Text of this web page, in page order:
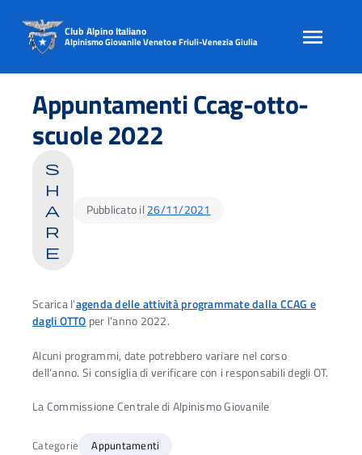
content
Club Alpino Italiano
Alpinismo Giovanile Veneto e Friuli-Venezia Giulia
Appuntamenti Ccag-otto-
scuole 2022
s
h
a
r
e
Pubblicato il 26/11/2021
Scarica l’agenda delle attività programmate dalla CCAG e
dagli OTTO per l’anno 2022.
Alcuni programmi, date potrebbero variare nel corso
dell’anno. Si consiglia di verificare con i responsabili degli OT.
La Commissione Centrale di Alpinismo Giovanile
Categorie
Appuntamenti